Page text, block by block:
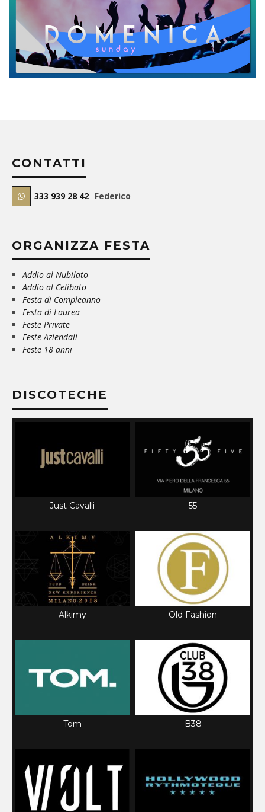
CONTATTI
333 939 28 42 Federico
ORGANIZZA FESTA
Addio al Nubilato
Addio al Celibato
Festa di Compleanno
Festa di Laurea
Feste Private
Feste Aziendali
Feste 18 anni
DISCOTECHE
Just Cavalli 55
Alkimy Old Fashion
Tom B38